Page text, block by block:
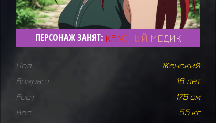
ПЕРСОНАЖ ЗАНЯТ: КРАСНЫЙ МЕДИК
Пол
Женский
Возраст
16 лет
Рост
175 см
Вес
55 кг